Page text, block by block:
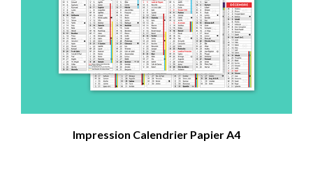
Impression Calendrier Papier A4